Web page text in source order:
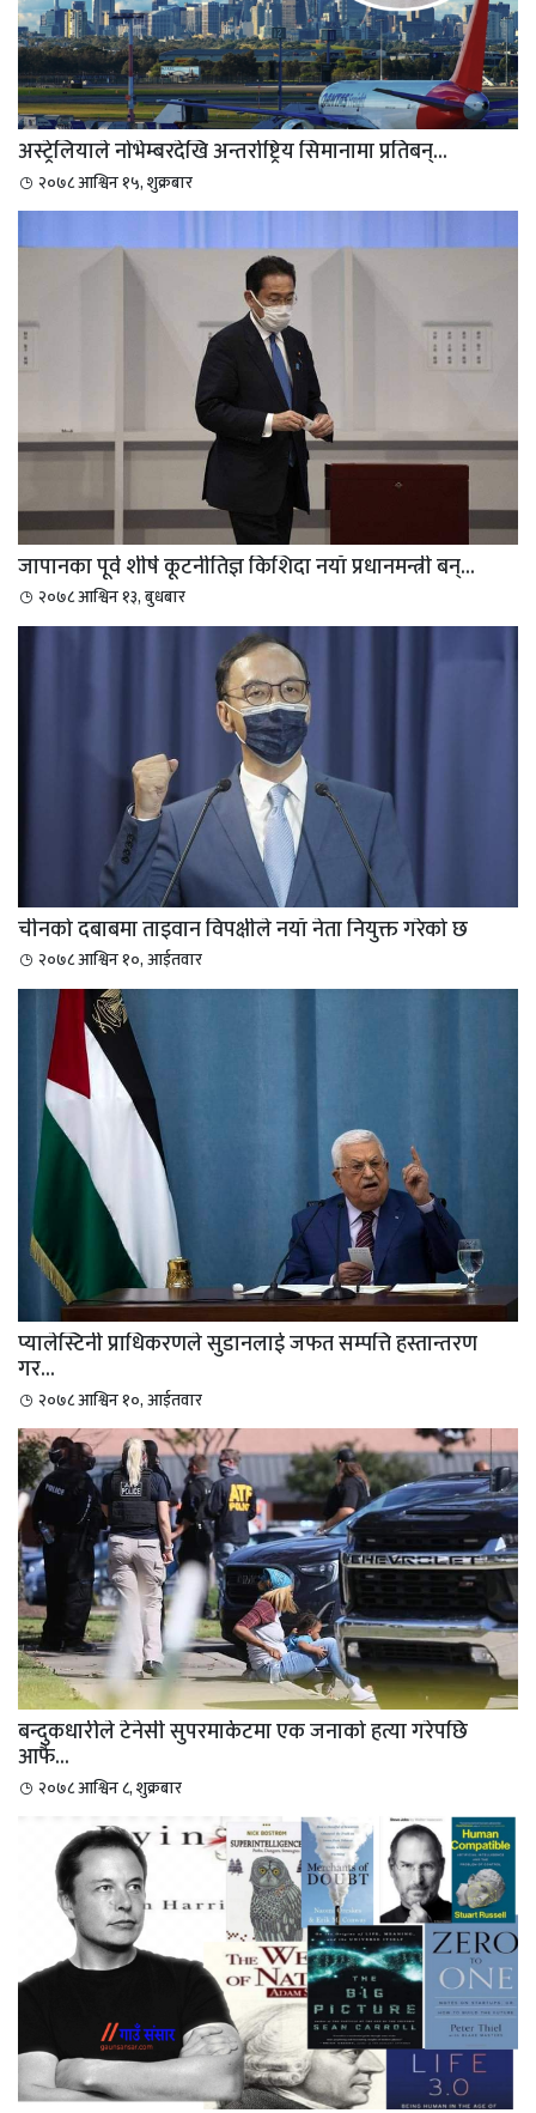
अस्ट्रेलियाले नोभेम्बरदेखि अन्तर्राष्ट्रिय सिमानामा प्रतिबन्...
२०७८ आश्विन १५, शुक्रबार
जापानका पूर्व शीर्ष कूटनीतिज्ञ किशिदा नयाँ प्रधानमन्त्री बन्...
२०७८ आश्विन १३, बुधबार
चीनको दबाबमा ताइवान विपक्षीले नयाँ नेता नियुक्त गरेको छ
२०७८ आश्विन १०, आईतवार
प्यालेस्टिनी प्राधिकरणले सुडानलाई जफत सम्पत्ति हस्तान्तरण
गर...
२०७८ आश्विन १०, आईतवार
बन्दुकधारीले टेनेसी सुपरमार्केटमा एक जनाको हत्या गरेपछि
आफै...
२०७८ आश्विन ८, शुक्रबार